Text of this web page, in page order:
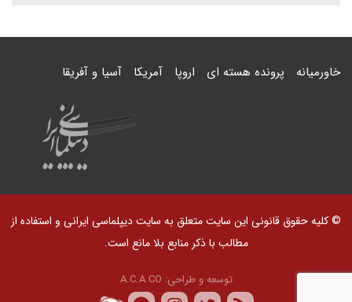
خاورمیانه پرونده هسته ای اروپا آمریکا آسیا و آفریقا
© کلیه حقوق قانونی این سایت متعلق به سایت دیپلماسی ایرانی و استفاده از
مطالب با ذکر منابع بلا مانع است.
توسعه و طراحی: A.C.A CO